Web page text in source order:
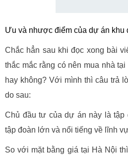
Ưu và nhược điểm của dự án khu
Chắc hẳn sau khi đọc xong bài
thắc mắc rằng có nên mua nhà
hay không? Với mình thì câu trả
do sau:
Chủ đầu tư của dự án này là tập
tập đoàn lớn và nổi tiếng về lĩnh
So với mặt bằng giá tại Hà Nội